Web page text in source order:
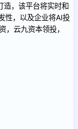
造，该平台将实时和
性，以及企业将AI投
云九资本领投，